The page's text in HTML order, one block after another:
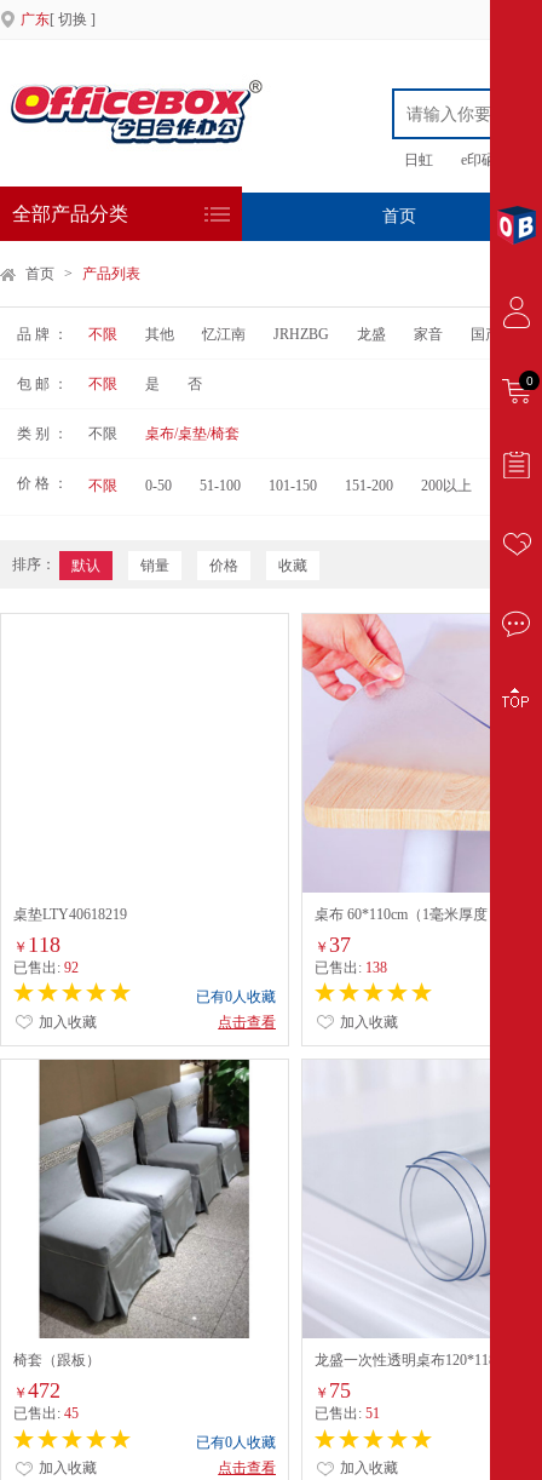
广东[ 切换 ]
日虹 e印硒鼓
全部产品分类 首页 专
首页 > 产品列表
品 牌 ： 不限 其他 忆江南 JRHZBG 龙盛 家音 国产
包 邮 ： 不限 是 否
类 别 ： 不限 桌布/桌垫/椅套
价 格 ： 不限 0-50 51-100 101-150 151-200 200以上
排序： 默认 销量 价格 收藏
桌垫LTY40618219
￥ 118
已售出: 92
已有0人收藏
点击查看
加入收藏
桌布 60*110cm（1毫米厚度） 透明
￥37
已售出: 138
加入收藏
椅套（跟板）
￥ 472
已售出: 45
已有0人收藏
点击查看
加入收藏
龙盛一次性透明桌布120*118.5cm
￥ 75
已售出:51
加入收藏
0